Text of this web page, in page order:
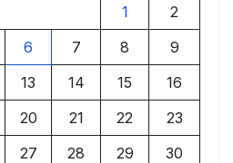
1
2
6 7 8
9
13 14 15
16
20 21 22
23
27 28 29
30